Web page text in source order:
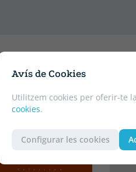
Avís de Cookies
Utilitzem cookies per oferir-te
cookies.
Configurar les cookies